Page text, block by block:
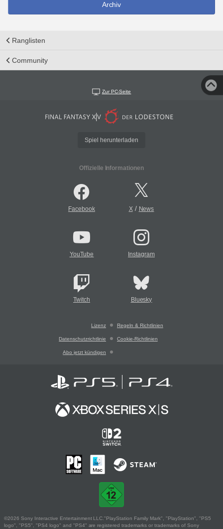
Archiv
Ranglisten
Community
Zur PC-Seite
Spiel herunterladen
Offizielle Informationen
Facebook X/ News
YouTube Instagram
Twitch Bluesky
Lizenz Regeln & Richtlinien
Datenschutzrichtlinie Cookie-Richtlinien
Abo jetzt kündigen
©2026 Sony Interactive Entertainment LLC."PlayStation Family Mark", "PlayStation", "PS5
logo", "PS5", "PS4 logo" and "PS4" are registered trademarks or trademarks of Sony